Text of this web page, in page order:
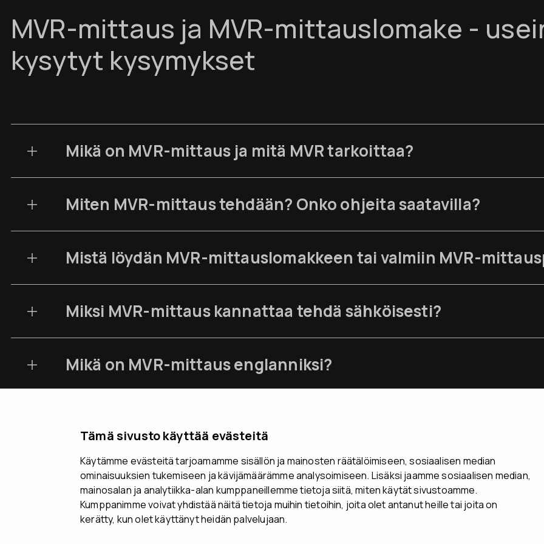
Tämä sivusto käyttää evästeitä
Käytämme evästeitä tarjoamamme sisällön ja mainosten räätälöimiseen, sosiaalisen median
ominaisuuksien tukemiseen ja kävijämäärämme analysoimiseen. Lisäksi jaamme sosiaalisen median,
mainosalan ja analytiikka-alan kumppaneillemme tietoja siitä, miten käytät sivustoamme.
Kumppanimme voivat yhdistää näitä tietoja muihin tietoihin, joita olet antanut heille tai joita on
kerätty, kun olet käyttänyt heidän palvelujaan.
MVR-mittaus ja MVR-mittauslomake -
kysytyt kysymykset
Mikä on MVR-mittaus ja mitä MVR tarkoittaa?
Miten MVR-mittaus tehdään? Onko ohjeita saatavilla?
Mistä löydän MVR-mittauslomakkeen tai valmiin MVR-
Miksi MVR-mittaus kannattaa tehdä sähköisesti?
Mikä on MVR-mittaus englanniksi?